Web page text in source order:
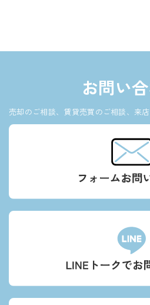
お問い
売却のご相談、賃貸売買のご相談、来